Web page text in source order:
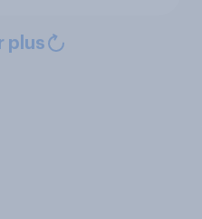
plus